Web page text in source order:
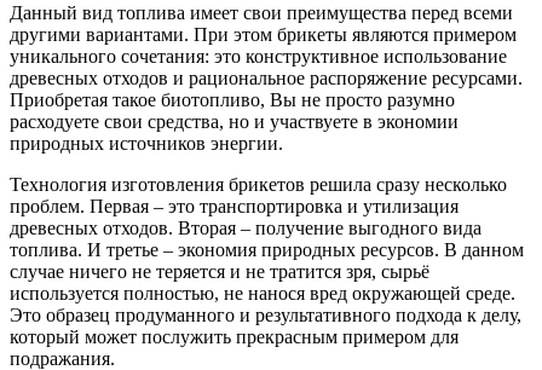
Данный вид топлива имеет свои преимущества перед всеми
другими вариантами. При этом брикеты являются примером
уникального сочетания: это конструктивное использование
древесных отходов и рациональное распоряжение ресурсами.
Приобретая такое биотопливо, Вы не просто разумно
расходуете свои средства, но и участвуете в экономии
природных источников энергии.
Технология изготовления брикетов решила сразу несколько
проблем. Первая – это транспортировка и утилизация
древесных отходов. Вторая – получение выгодного вида
топлива. И третье – экономия природных ресурсов. В данном
случае ничего не теряется и не тратится зря, сырьё
используется полностью, не нанося вред окружающей среде.
Это образец продуманного и результативного подхода к делу,
который может послужить прекрасным примером для
подражания.